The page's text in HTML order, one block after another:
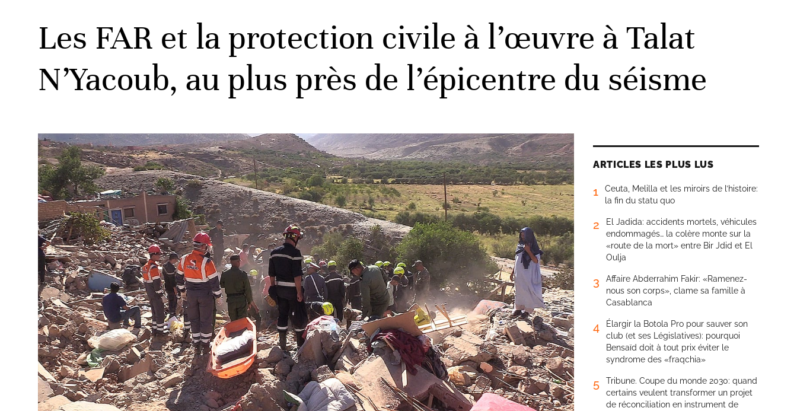
Les FAR et la protection civile à l’œuvre à Talat
N’Yacoub, au plus près de l’épicentre du séisme
ARTICLES LES PLUS LUS
1
Ceuta, Melilla et les miroirs de l’histoire:
la fin du statu quo
2
El Jadida: accidents mortels, véhicules
endommagés… la colère monte sur la
«route de la mort» entre Bir Jdid et El
Oulja
3
Affaire Abderrahim Fakir: «Ramenez-
nous son corps», clame sa famille à
Casablanca
4
Élargir la Botola Pro pour sauver son
club (et ses Législatives): pourquoi
Bensaïd doit à tout prix éviter le
syndrome des «fraqchia»
5
Tribune. Coupe du monde 2030: quand
certains veulent transformer un projet
de réconciliation en instrument de